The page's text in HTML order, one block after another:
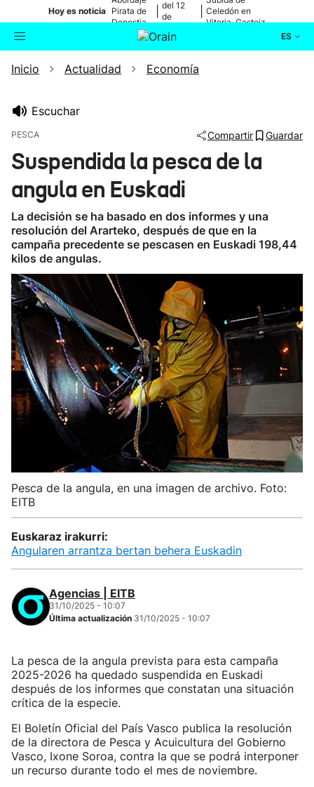
Hoy es noticia Pirata de
Donostia
del 12
de
Celedón en
Vitoria-Gasteiz
ES
Buscador Actualidad
Ikusmiran
Eguraldia
Inicio Actualidad Economía
Escuchar
PESCA Compartir Guardar
Suspendida la pesca de la
angula en Euskadi
La decisión se ha basado en dos informes y una
resolución del Ararteko, después de que en la
campaña precedente se pescasen en Euskadi 198,44
kilos de angulas.
Pesca de la angula, en una imagen de archivo. Foto:
EITB
Euskaraz irakurri:
Angularen arrantza bertan behera Euskadin
Agencias | EITB
31/10/2025 - 10:07
Última actualización 31/10/2025 - 10:07
La pesca de la angula prevista para esta campaña
2025-2026 ha quedado suspendida en Euskadi
después de los informes que constatan una situación
crítica de la especie.
El Boletín Oficial del País Vasco publica la resolución
de la directora de Pesca y Acuicultura del Gobierno
Vasco, Ixone Soroa, contra la que se podrá interponer
un recurso durante todo el mes de noviembre.